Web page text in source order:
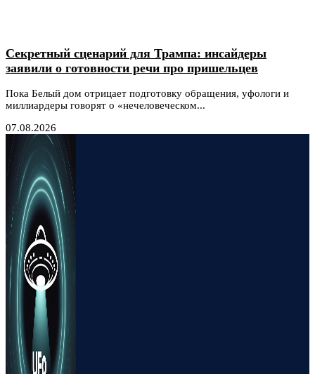
Секретный сценарий для Трампа: инсайдеры
заявили о готовности речи про пришельцев
Пока Белый дом отрицает подготовку обращения, уфологи и
миллиардеры говорят о «нечеловеческом...
07.08.2026